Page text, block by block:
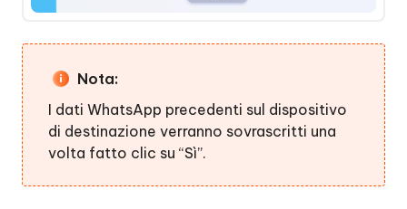
Nota:
I dati WhatsApp precedenti sul dispositivo
di destinazione verranno sovrascritti una
volta fatto clic su “Sì”.